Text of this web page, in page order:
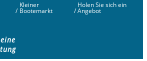
/
Kleiner
Bootemarkt /
Holen Sie sich ein
Angebot